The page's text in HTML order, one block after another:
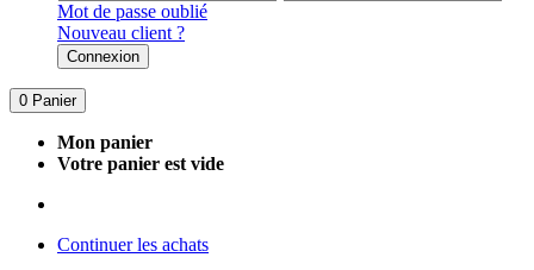
Mot de passe oublié
Nouveau client ?
Connexion
0 Panier
Mon panier
Votre panier est vide
Continuer les achats